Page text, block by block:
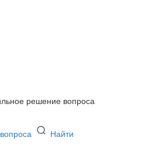
решение вопроса
Найти